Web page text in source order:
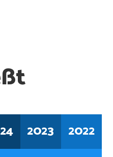
2023
2022